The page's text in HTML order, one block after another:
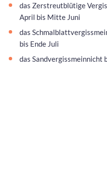
das Zerstreutblütige
April bis Mitte Juni
das
bis Ende Juli
das Sandvergissmeinnicht